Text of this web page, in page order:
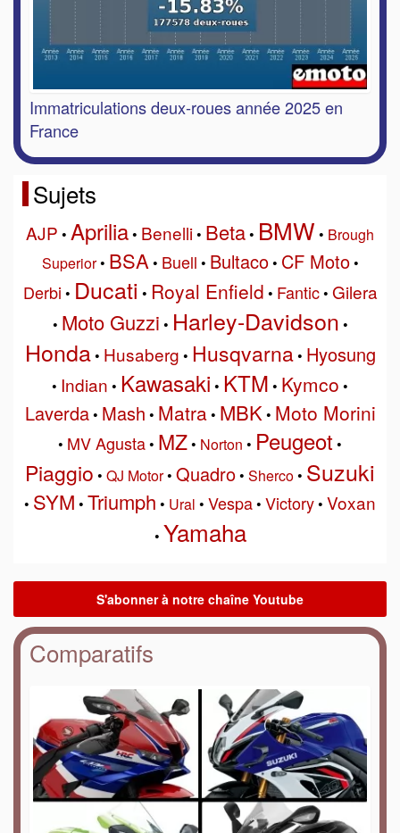
Immatriculations deux-roues année 2025 en
France
Sujets
AJP • Aprilia• Benelli• Beta• BMW • Brough
Superior• BSA• Buell • Bultaco• CF Moto•
Derbi • Ducati • Royal Enfield • Fantic• Gilera
• Moto Guzzi • Harley-Davidson •
Honda• Husaberg • Husqvarna• Hyosung
• Indian • Kawasaki • KTM • Kymco •
Laverda• Mash • Matra• MBK• Moto Morini
• MV Agusta• MZ• Norton • Peugeot •
Piaggio • QJ Motor• Quadro• Sherco• Suzuki
• SYM • Triumph • Ural • Vespa• Victory• Voxan
• Yamaha
Comparatifs